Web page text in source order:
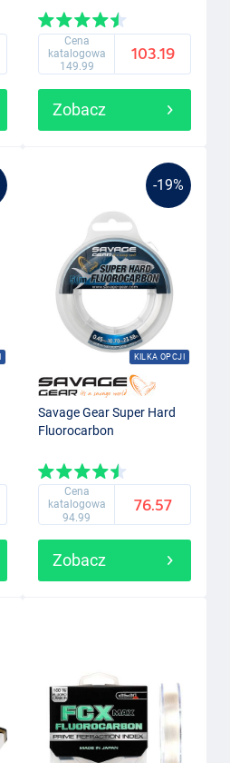
Cena
katalogowa
149.99
103.19
Zobacz
-19%
KILKA OPCJI
Savage Gear Super Hard
Fluorocarbon
Cena
katalogowa
94.99
76.57
Zobacz